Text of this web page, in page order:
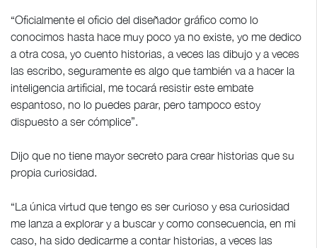
“Oficialmente el oficio del diseñador gráfico como lo
conocimos hasta hace muy poco ya no existe, yo me dedico
a otra cosa, yo cuento historias, a veces las dibujo y a veces
las escribo, seguramente es algo que también va a hacer la
inteligencia artificial, me tocará resistir este embate
espantoso, no lo puedes parar, pero tampoco estoy
dispuesto a ser cómplice”.
Dijo que no tiene mayor secreto para crear historias que su
propia curiosidad.
“La única virtud que tengo es ser curioso y esa curiosidad
me lanza a explorar y a buscar y como consecuencia, en mi
caso, ha sido dedicarme a contar historias, a veces las